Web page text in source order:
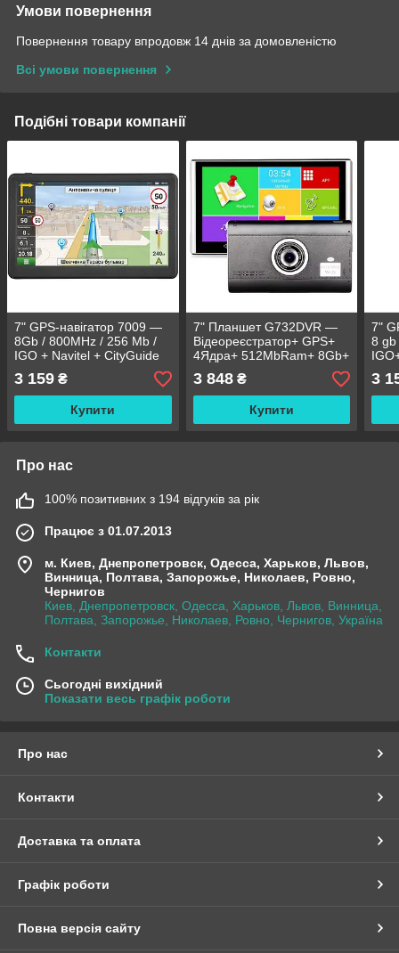
Умови повернення
Повернення товару впродовж 14 днів за домовленістю
Всі умови повернення
Подібні товари компанії
7" GPS-навігатор 7009 —
8Gb / 800MHz / 256 Mb /
IGO + Navitel + CityGuide
3 159 ₴
Купити
7" Планшет G732DVR —
Відеореєстратор+ GPS+
4Ядра+ 512MbRam+ 8Gb+
Android
3 848₴
Купити
7"
8
3
Про нас
100% позитивних з 194 відгуків за рік
Працює з 01.07.2013
м. Киев, Днепропетровск, Одесса, Харьков, Львов,
Винница, Полтава, Запорожье, Николаев, Ровно,
Чернигов
Киев, Днепропетровск, Одесса, Харьков, Львов, Винница,
Полтава, Запорожье, Николаев, Ровно, Чернигов, Україна
Контакти
Сьогодні вихідний
Показати весь графік роботи
Про нас
Контакти
Доставка та оплата
Графік роботи
Повна версія сайту